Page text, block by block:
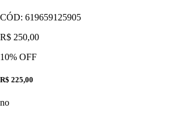
CÓD: 619659125905
R$ 250,00
10% OFF
R$ 225,00
no